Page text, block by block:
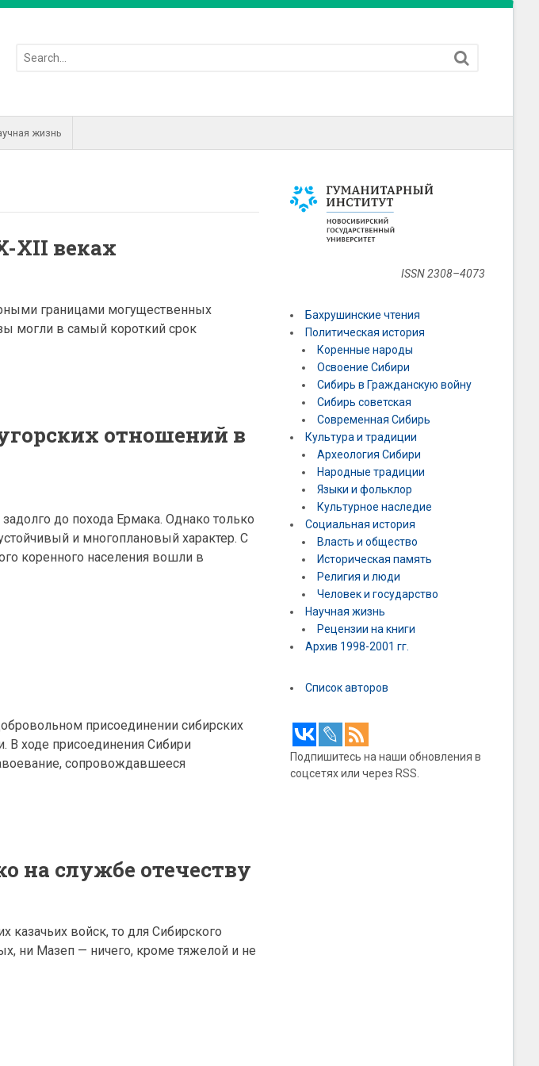
жизнь
XII веках
границами могущественных
могли в самый короткий срок
отношений в
до похода Ермака. Однако только
и многоплановый характер. С
коренного населения вошли в
присоединении сибирских
В ходе присоединения Сибири
сопровождавшееся
на службе отечеству
казачьих войск, то для Сибирского
ни Мазеп — ничего, кроме тяжелой и не
ISSN 2308–4073
Бахрушинские чтения
Политическая история
Коренные народы
Освоение Сибири
Сибирь в Гражданскую войну
Сибирь советская
Современная Сибирь
Культура и традиции
Археология Сибири
Народные традиции
Языки и фольклор
Культурное наследие
Социальная история
Власть и общество
Историческая память
Религия и люди
Человек и государство
Научная жизнь
Рецензии на книги
Архив 1998-2001 гг.
Список авторов
Подпишитесь на наши обновления в
соцсетях или через RSS.